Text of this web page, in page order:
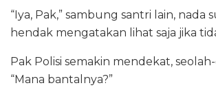
“Iya, Pak,” sambung santri lain, nada
hendak mengatakan lihat saja jika
Pak Polisi semakin mendekat,
“Mana bantalnya?”